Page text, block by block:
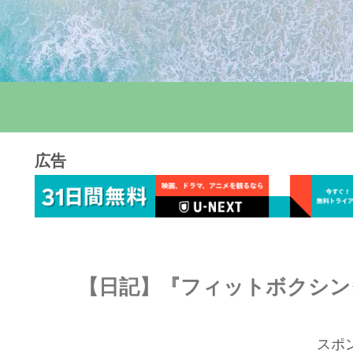
広告
【日記】『フィットボクシ
スポ